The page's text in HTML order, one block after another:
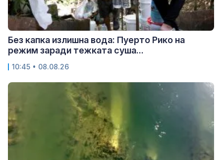
Без капка излишна вода: Пуерто Рико на
режим заради тежката суша...
10:45 • 08.08.26